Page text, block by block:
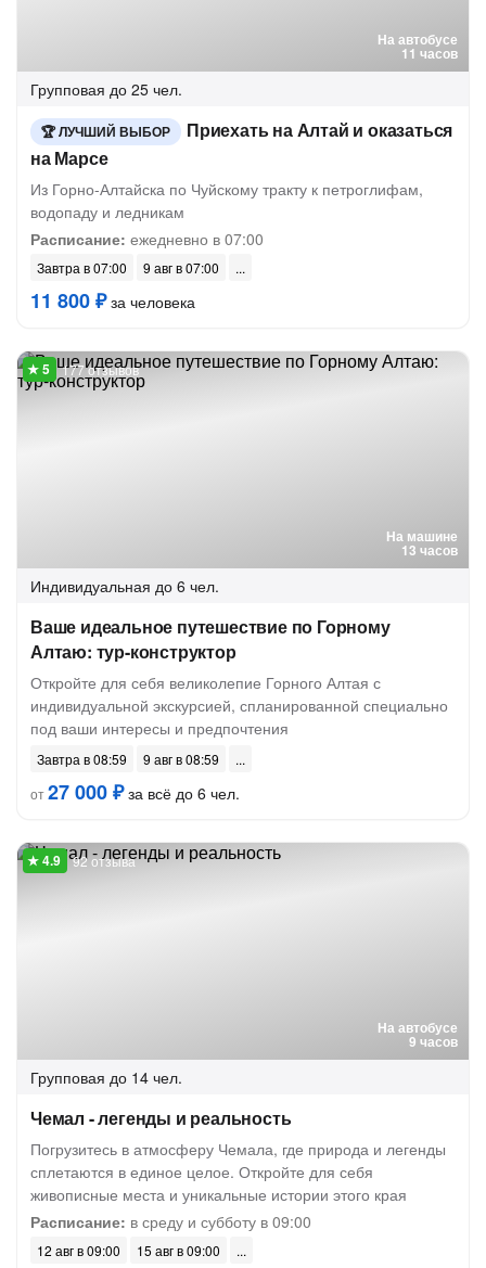
На автобусе
11 часов
Групповая до 25 чел.
ЛУЧШИЙ ВЫБОР
Приехать на Алтай и оказаться
на Марсе
Из Горно-Алтайска по Чуйскому тракту к петроглифам,
водопаду и ледникам
Расписание: ежедневно в 07:00
Завтра в 07:00 9 авг в 07:00
11 800 ₽за человека
На машине
13 часов
177 отзывов
Индивидуальная до 6 чел.
Ваше идеальное путешествие по Горному
Алтаю: тур-конструктор
Откройте для себя великолепие Горного Алтая с
индивидуальной экскурсией, спланированной специально
под ваши интересы и предпочтения
Завтра в 08:59
9 авг в 08:59
от27 000 ₽за всё до 6 чел.
На автобусе
9 часов
92 отзыва
Групповая до 14 чел.
Чемал - легенды и реальность
Погрузитесь в атмосферу Чемала, где природа и легенды
сплетаются в единое целое. Откройте для себя
живописные места и уникальные истории этого края
Расписание: в среду и субботу в 09:00
12 авг в 09:00 15 авг в 09:00